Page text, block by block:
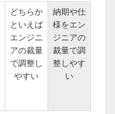
どちらか
といえば
エンジニ
アの裁量
で調整し
やすい
納期や仕
様をエン
ジニアの
裁量で調
整しやす
い